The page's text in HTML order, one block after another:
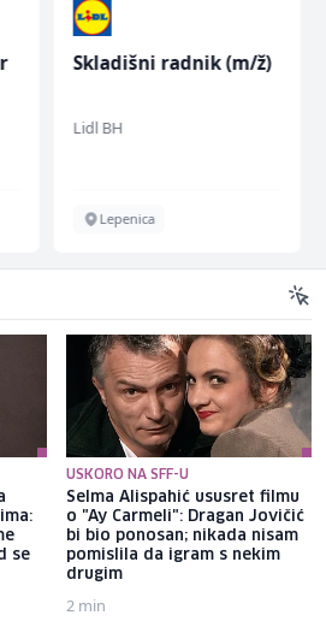
NK pomoćni radnik
Mountain
Sarajevo
se
USKORO NA SFF-U
Selma Alispahić ususret filmu
o "Ay Carmeli": Dragan Jovičić
bi bio ponosan; nikada nisam
pomislila da igram s nekim
drugim
2 min